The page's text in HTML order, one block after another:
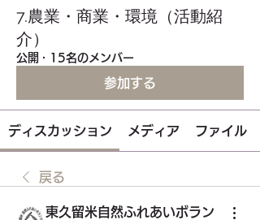
7.農業・商業・環境（活動紹
介）
公開 · 15名のメンバー
参加する
ディスカッション メディア ファイル
戻る
東久留米自然ふれあいボラン